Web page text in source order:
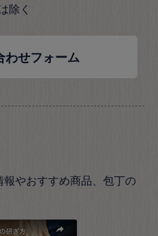
除く
わせフォーム
やおすすめ商品、包丁の